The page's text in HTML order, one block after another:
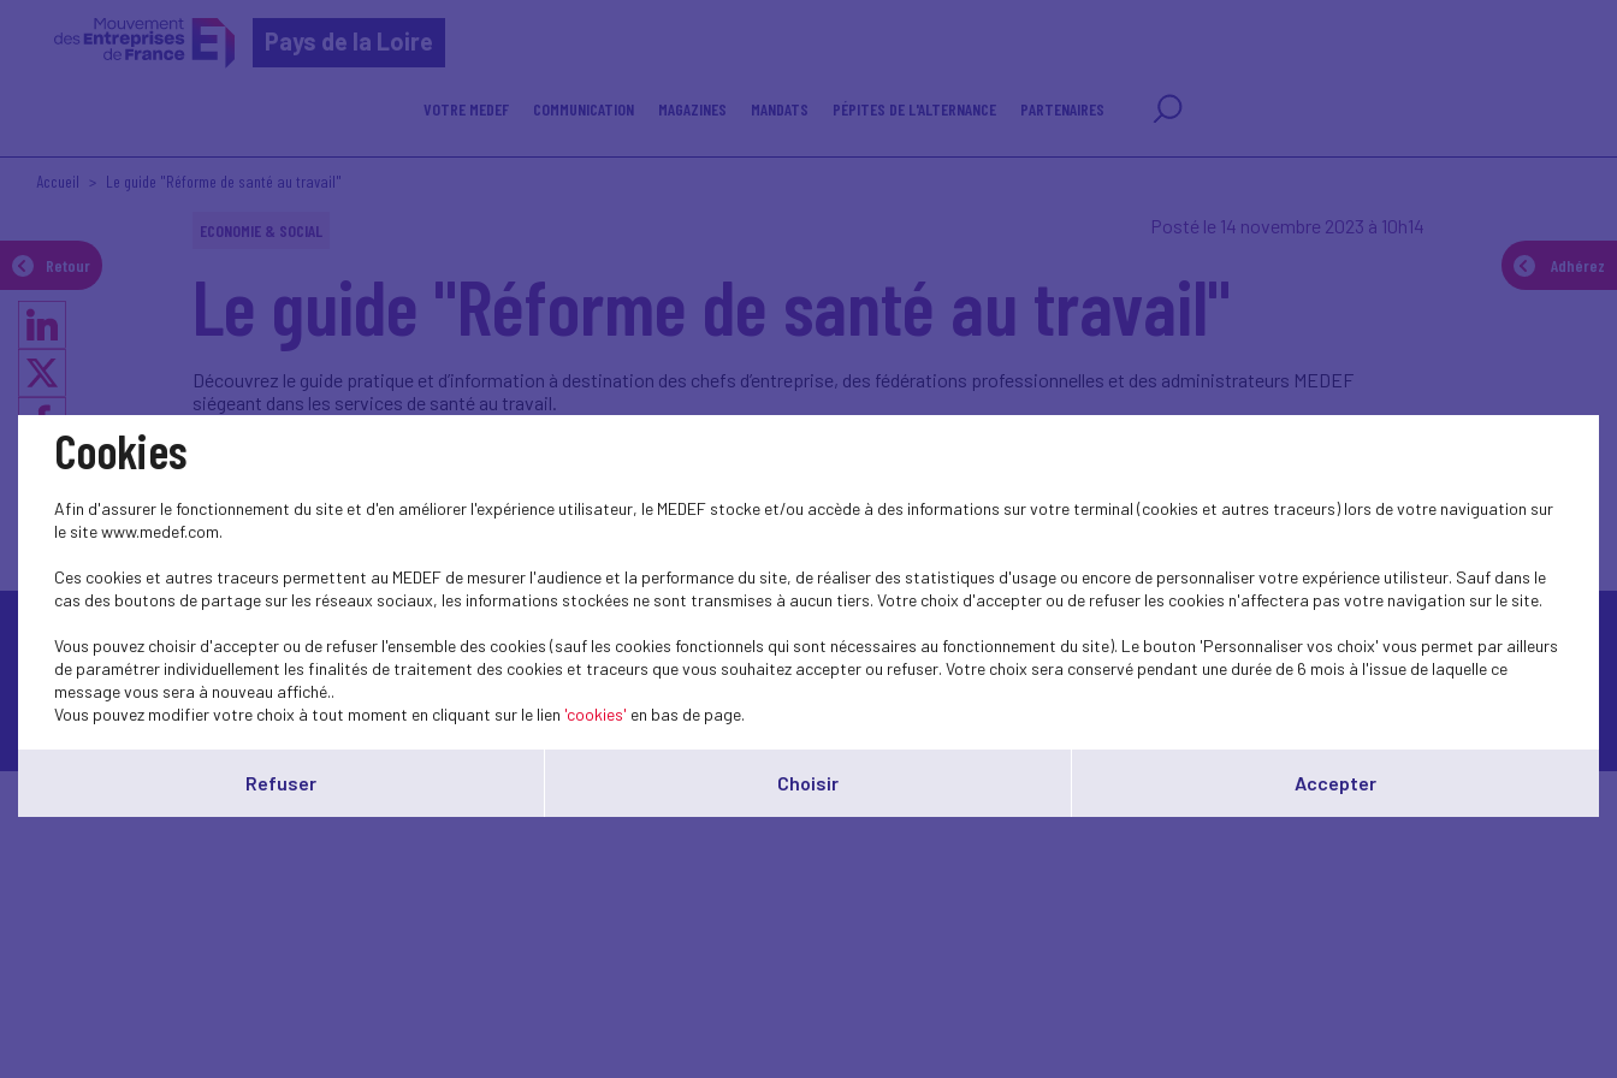
Pays de la Loire
VOTRE MEDEF COMMUNICATION MAGAZINES MANDATS PÉPITES DE L'ALTERNANCE PARTENAIRES
Retour Adhérez
Accueil Le guide "Réforme de santé au travail"
ECONOMIE & SOCIAL Posté le 14 novembre 2023 à 10h14
Le guide "Réforme de santé au travail"
Découvrez le guide pratique et d’information à destination des chefs d’entreprise, des fédérations professionnelles et des administrateurs MEDEF
siégeant dans les services de santé au travail.
Guide reforme sante au travail MEDEF 06-10-2023
Contactez-nous
Cookies
Afin d'assurer le fonctionnement du site et d'en améliorer l'expérience utilisateur, le MEDEF stocke et/ou accède à des informations sur votre terminal (cookies et autres traceurs) lors de votre naviguation sur
le site www.medef.com.
Ces cookies et autres traceurs permettent au MEDEF de mesurer l'audience et la performance du site, de réaliser des statistiques d'usage ou encore de personnaliser votre expérience utilisteur. Sauf dans le
cas des boutons de partage sur les réseaux sociaux, les informations stockées ne sont transmises à aucun tiers. Votre choix d'accepter ou de refuser les cookies n'affectera pas votre navigation sur le site.
Vous pouvez choisir d'accepter ou de refuser l'ensemble des cookies (sauf les cookies fonctionnels qui sont nécessaires au fonctionnement du site). Le bouton 'Personnaliser vos choix' vous permet par ailleurs
de paramétrer individuellement les finalités de traitement des cookies et traceurs que vous souhaitez accepter ou refuser. Votre choix sera conservé pendant une durée de 6 mois à l'issue de laquelle ce
message vous sera à nouveau affiché..
Vous pouvez modifier votre choix à tout moment en cliquant sur le lien 'cookies' en bas de page.
Refuser Choisir Accepter